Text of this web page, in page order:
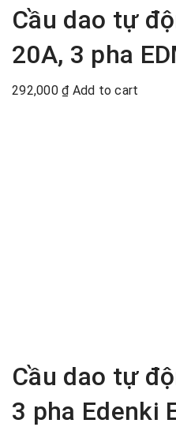
Cầu dao tự
20A, 3 pha
292,000 ₫ Add to cart
Cầu dao tự
3 pha Edenki